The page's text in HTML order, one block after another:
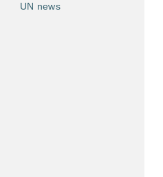
UN news